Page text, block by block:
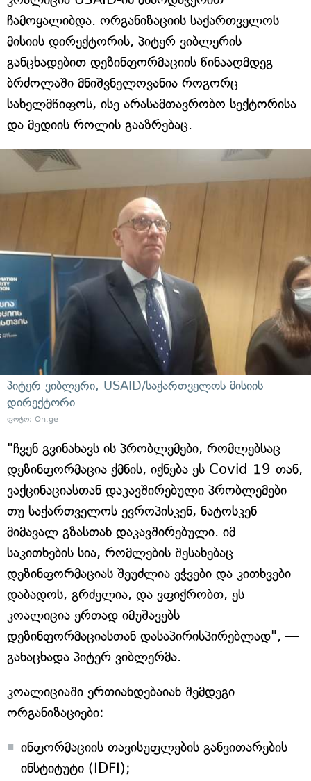
ჩამოყალიბდა. ორგანიზაციის საქართველოს
მისიის დირექტორის, პიტერ ვიბლერის
განცხადებით დეზინფორმაციის წინააღმდეგ
ბრძოლაში მნიშვნელოვანია როგორც
სახელმწიფოს, ისე არასამთავრობო სექტორისა
და მედიის როლის გააზრებაც.
პიტერ ვიბლერი, USAID/საქართველოს მისიის
დირექტორი
ფოტო: On.ge
"ჩვენ გვინახავს ის პრობლემები, რომლებსაც
დეზინფორმაცია ქმნის, იქნება ეს Covid-19-თან,
ვაქცინაციასთან დაკავშირებული პრობლემები
თუ საქართველოს ევროპისკენ, ნატოსკენ
მიმავალ გზასთან დაკავშირებული. იმ
საკითხების სია, რომლების შესახებაც
დეზინფორმაციას შეუძლია ეჭვები და კითხვები
დაბადოს, გრძელია, და ვფიქრობთ, ეს
კოალიცია ერთად იმუშავებს
დეზინფორმაციასთან დასაპირისპირებლად", —
განაცხადა პიტერ ვიბლერმა.
კოალიციაში ერთიანდებაიან შემდეგი
ორგანიზაციები:
ინფორმაციის თავისუფლების განვითარების
ინსტიტუტი (IDFI);